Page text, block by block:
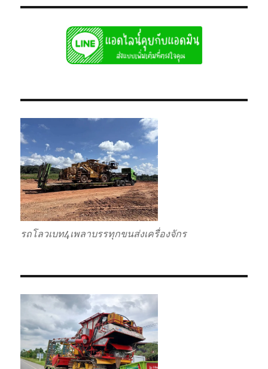
บรรทุก
รับ
ส่ง
กลับ
รวม
รถโลวเบท4เพลาบรรทุกขนส่งเครื่องจักร